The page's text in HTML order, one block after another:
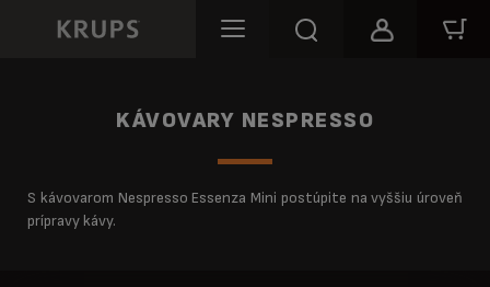
KÁVOVARY NESPRESSO
S kávovarom Nespresso Essenza Mini postúpite na vyššiu úroveň
prípravy kávy.